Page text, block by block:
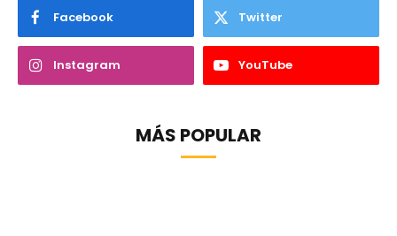
Facebook Twitter
Instagram YouTube
MÁS POPULAR